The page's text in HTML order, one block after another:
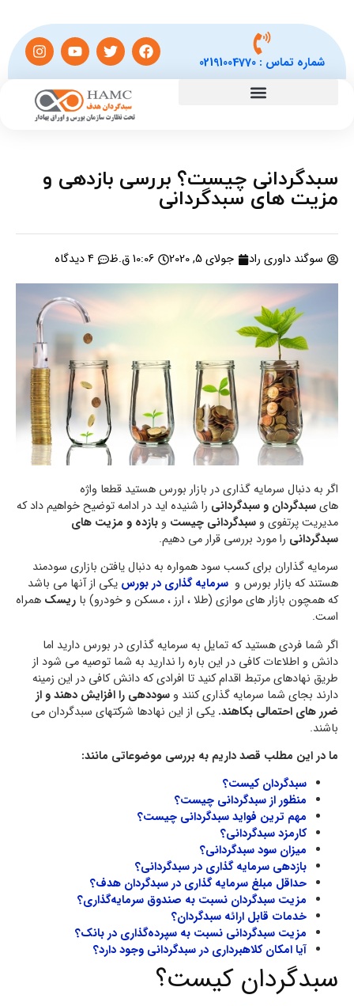
شماره تماس :02191004770
سبدگردانی چیست؟ بررسی بازدهی و
مزیت های سبدگردانی
سوگند داوری راد جولای 5, 2020 10:06 ق.ظ 4 دیدگاه
اگر به دنبال سرمایه گذاری در بازار بورس هستید قطعا واژه
هایسبدگردان و سبدگردانی را شنیده اید در ادامه توضیح خواهیم داد که
مدیریت پرتفوی و سبدگردانی چیست و بازده و مزیت های
سبدگردانی را مورد بررسی قرار می دهیم.
سرمایه گذاران برای کسب سود همواره به دنبال یافتن بازاری سودمند
هستند که بازار بورس و سرمایه گذاری در بورس یکی از آنها می باشد
که همچون بازار های موازی (طلا ، ارز ، مسکن و خودرو) با ریسک همراه
است.
اگر شما فردی هستید که تمایل به سرمایه گذاری در بورس دارید اما
دانش و اطلاعات کافی در این باره را ندارید به شما توصیه می شود از
طریق نهادهای مرتبط اقدام کنید تا افرادی که دانش کافی در این زمینه
دارند بجای شما سرمایه گذاری کنند و سوددهی را افزایش دهند و از
ضرر های احتمالی بکاهند. یکی از این نهادها شرکتهای سبدگردان می
باشند.
ما در این مطلب قصد داریم به بررسی موضوعاتی مانند:
سبدگردان کیست؟
منظور از سبدگردانی چیست؟
مهم ترین فواید سبدگردانی چیست؟
کارمزد سبدگردانی؟
میزان سود سبدگردانی؟
بازدهی سرمایه گذاری در سبدگردانی؟
حداقل مبلغ سرمایه گذاری در سبدگردان هدف؟
مزیت سبدگردان نسبت به صندوق سرمایه‌گذاری؟
خدمات قابل ارائه سبدگردان؟
مزیت سبدگردانی نسبت به سپرده‌گذاری در بانک؟
آیا امکان کلاهبرداری در سبدگردانی وجود دارد؟
سبدگردان کیست؟